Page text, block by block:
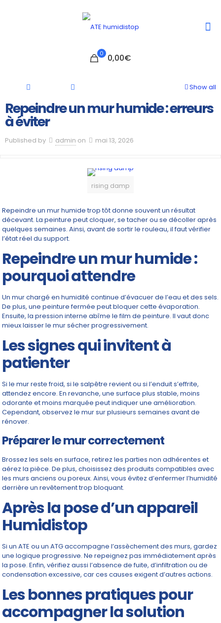
0 0,00€
Show all
Repeindre un mur humide : erreurs
à éviter
Published by admin on mai 13, 2026
rising damp
Repeindre un mur humide trop tôt donne souvent un résultat
décevant. La peinture peut cloquer, se tacher ou se décoller après
quelques semaines. Ainsi, avant de sortir le rouleau, il faut vérifier
l’état réel du support.
Repeindre un mur humide :
pourquoi attendre
Un mur chargé en humidité continue d’évacuer de l’eau et des sels.
De plus, une peinture fermée peut bloquer cette évaporation.
Ensuite, la pression interne abîme le film de peinture. Il vaut donc
mieux laisser le mur sécher progressivement.
Les signes qui invitent à
patienter
Si le mur reste froid, si le salpêtre revient ou si l’enduit s’effrite,
attendez encore. En revanche, une surface plus stable, moins
odorante et moins marquée peut indiquer une amélioration.
Cependant, observez le mur sur plusieurs semaines avant de
rénover.
Préparer le mur correctement
Brossez les sels en surface, retirez les parties non adhérentes et
aérez la pièce. De plus, choisissez des produits compatibles avec
les murs anciens ou poreux. Ainsi, vous évitez d’enfermer l’humidité
derrière un revêtement trop bloquant.
Après la pose d’un appareil
Humidistop
Si un ATE ou un ATG accompagne l’assèchement des murs, gardez
une logique progressive. Ne repeignez pas immédiatement après
la pose. Enfin, vérifiez aussi l’absence de fuite, d’infiltration ou de
condensation excessive, car ces causes exigent d’autres actions.
Les bonnes pratiques pour
accompagner la solution